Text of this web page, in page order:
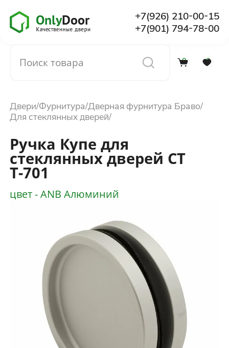
+7(926) 210-00-15
+7(901) 794-78-00
0 0
О компании
Установка
Доставка и оплата
Фото работ
Двери Фурнитура Дверная фурнитура Браво
Для стеклянных дверей
Ручка Купе для
стеклянных дверей СТ
Т-701
цвет - ANB Алюминий